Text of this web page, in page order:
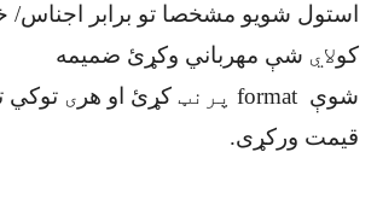
استول شویو مشخصا تو برابر اجناس/
کولاي شې مهرباني وکړئ ضمیمه
شوې format پرنټ کړئ او هر ی توکي
قیمت ورکړی.